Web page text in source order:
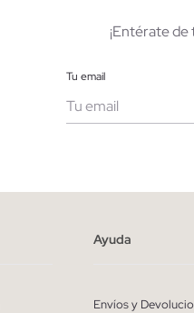
¡Entérate de
Tu email
Ayuda
Envíos y